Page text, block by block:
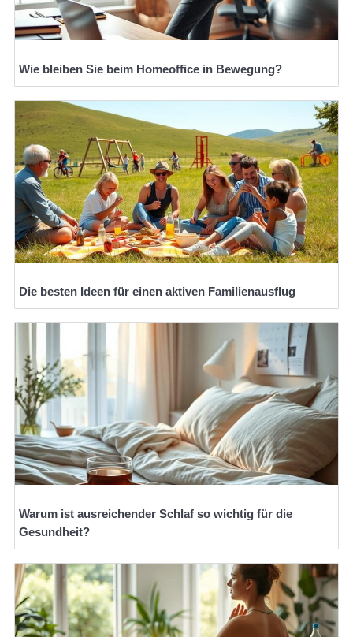
Wie bleiben Sie beim Homeoffice in Bewegung?
Die besten Ideen für einen aktiven Familienausflug
Warum ist ausreichender Schlaf so wichtig für die
Gesundheit?